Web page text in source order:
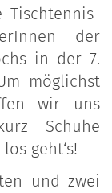
Tischtennis-
der
in der 7.
möglichst
wir uns
Schuhe
geht‘s!
und zwei